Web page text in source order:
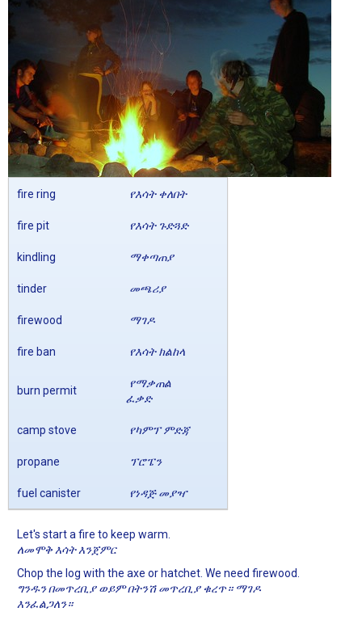
fire ring የእሳት ቀለበት
fire pit የእሳት ጉድጓድ
kindling ማቀጣጠያ
tinder መጫሪያ
firewood ማገዶ
fire ban የእሳት ክልከላ
burn permit
የማቃጠል
ፈቃድ
camp stove የካምፕ ምድጃ
propane ፕሮፔን
fuel canister የነዳጅ መያዣ
Let's start a fire to keep warm.
ለመሞቅ እሳት እንጀምር
Chop the log with the axe or hatchet. We need firewood.
ግንዱን በመጥረቢያ ወይም በትንሽ መጥረቢያ ቁረጥ። ማገዶ
እንፈልጋለን።